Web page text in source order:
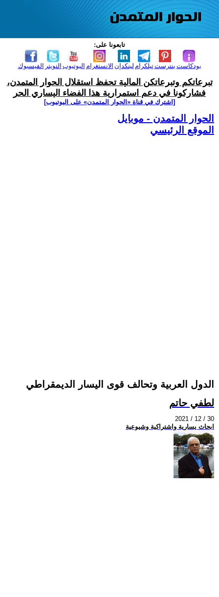
تابعونا على:
الفيسبوك التويتر اليوتيوب الانستغرام لينكدإن تيلكرامبنترست بودكاست
تبرعاتكم وتبرعاتكن المالية تحفظ استقلال الحوار المتمدن،
فشاركونا في دعم استمرارية هذا الفضاء اليساري الحر
[اشترك في قناة ‫«الحوار المتمدن» على اليوتيوب]
الحوار المتمدن - موبايل
الموقع الرئيسي
الدول العربية وتحالف قوى اليسار الديمقراطي
لطفي حاتم
2021 / 12 / 30
ابحاث يسارية واشتراكية وشيوعية